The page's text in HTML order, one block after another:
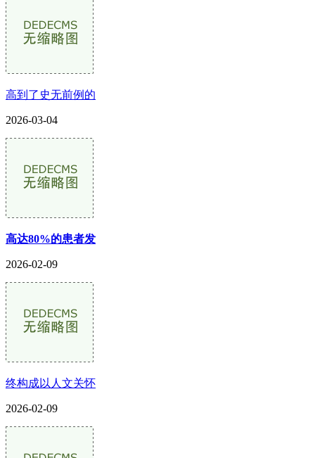
高到了史无前例的
2026-03-04
高达80%的患者发
2026-02-09
终构成以人文关怀
2026-02-09